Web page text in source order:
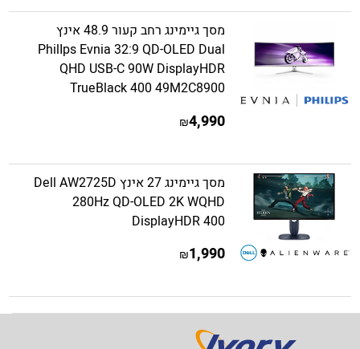
מסך גיימינג רחב קעור 48.9 אינץ
PhilIps Evnia 32:9 QD-OLED Dual
QHD USB-C 90W DisplayHDR
TrueBlack 400 49M2C8900
4,990
₪
מסך גיימינג 27 אינץ Dell AW2725D
280Hz QD-OLED 2K WQHD
DisplayHDR 400
1,990
₪